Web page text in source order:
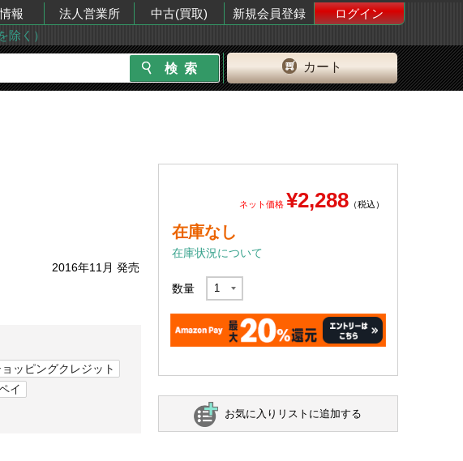
報 法人営業所 中古(買取) 新規会員登録
ログイン
除く）
カート
2016年11月 発売
ョッピングクレジット
イ
ネット価格 ¥2,288（税込）
在庫なし
在庫状況について
数量
お気に入りリストに追加する